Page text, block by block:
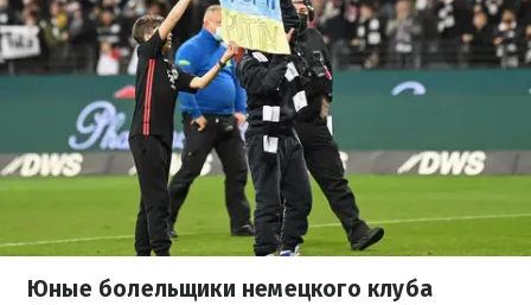
Юные болельщики немецкого клуба